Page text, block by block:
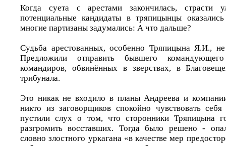
Когда суета с арестами закончилась, страсти
потенциальные кандидаты в тряпицынцы
многие партизаны задумались: А что дальше?
Судьба арестованных, особенно Тряпицына Я.И.,
Предложили отправить бывшего
командиров, обвинённых в зверствах, в
трибунала.
Это никак не входило в планы Андреева и
никто из заговорщиков спокойно чувствовать
пустили слух о том, что сторонники Тряпицына
разгромить восставших. Тогда было решено -
словно злостного уркагана «в качестве мер